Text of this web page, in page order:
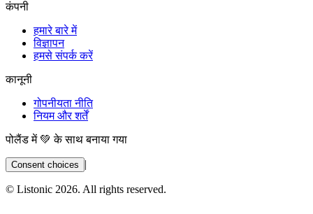
कंपनी
हमारे बारे में
विज्ञापन
हमसे संपर्क करें
कानूनी
गोपनीयता नीति
नियम और शर्तें
पोलैंड में 💚 के साथ बनाया गया
Consent choices |
© Listonic 2026. All rights reserved.